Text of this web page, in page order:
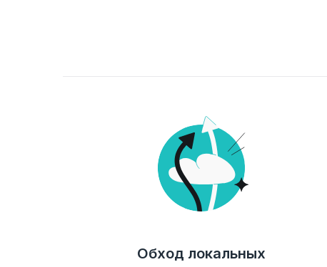
Обход локальных